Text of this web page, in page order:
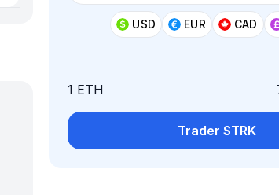
USD EUR CAD
1 ETH
Trader STRK